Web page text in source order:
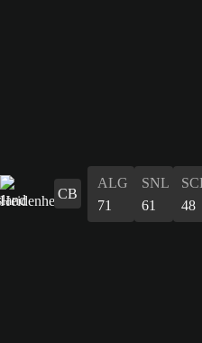
CB
ALG
71
SNL
61
48